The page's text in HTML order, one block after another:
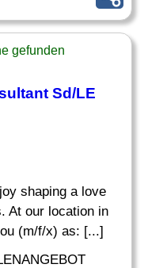
gefunden
Sd/LE
shaping a love
At our location in
(m/f/x) as: [...]